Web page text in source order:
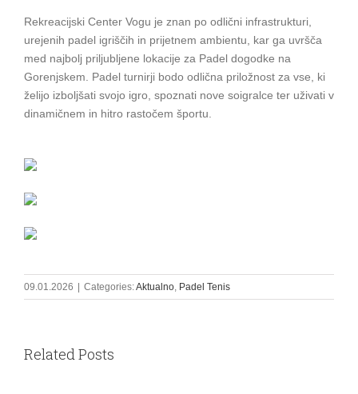
Rekreacijski Center Vogu je znan po odlični infrastrukturi,
urejenih padel igriščih in prijetnem ambientu, kar ga uvršča
med najbolj priljubljene lokacije za Padel dogodke na
Gorenjskem. Padel turnirji bodo odlična priložnost za vse, ki
želijo izboljšati svojo igro, spoznati nove soigralce ter uživati v
dinamičnem in hitro rastočem športu.
09.01.2026 Categories:Aktualno, Padel Tenis
Related Posts